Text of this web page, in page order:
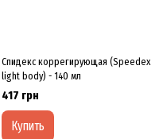
Спидекс коррегирующая (Speedex
light body) - 140 мл
417 грн
Купить